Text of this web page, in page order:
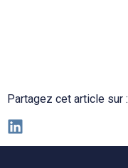
Partagez cet article sur :